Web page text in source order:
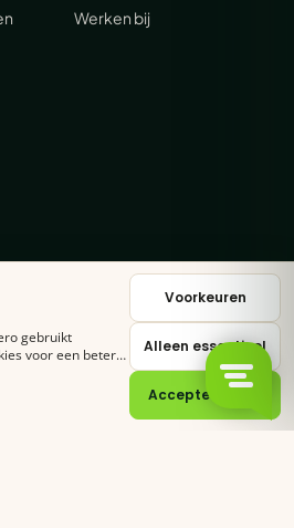
Werken bij
gebruikt
voor een betere
Voorkeuren
Alleen essentieel
Accepteer alles